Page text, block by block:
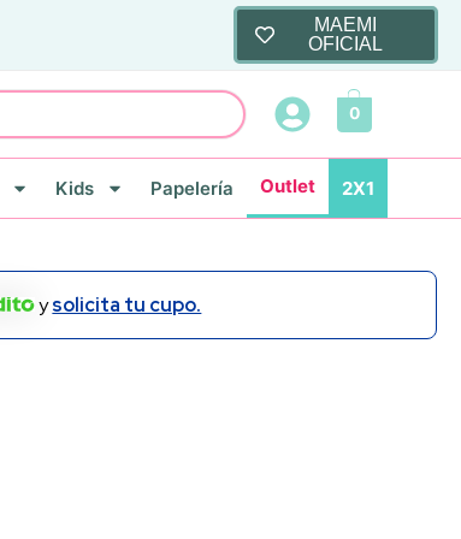
MAEMI
OFICIAL
0
Kids Papelería Outlet 2X1
ysolicita tu cupo.